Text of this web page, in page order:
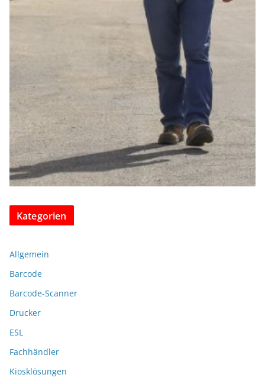
Kategorien
Allgemein
Barcode
Barcode-Scanner
Drucker
ESL
Fachhändler
Kiosklösungen